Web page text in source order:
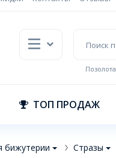
Позолота
ТОП ПРОДАЖ
бижутерии Стразы